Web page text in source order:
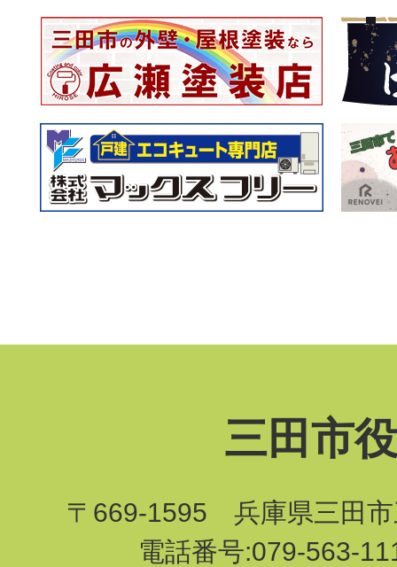
三田市
〒669-1595 兵庫県三田市
電話番号:079-563-